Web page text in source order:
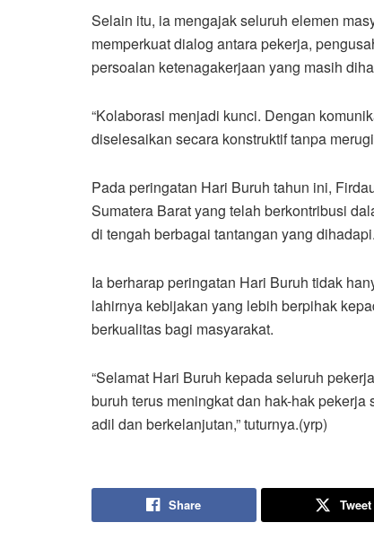
Selain itu, ia mengajak seluruh elemen
memperkuat dialog antara pekerja,
persoalan ketenagakerjaan yang masih
“Kolaborasi menjadi kunci. Dengan
diselesaikan secara konstruktif tanpa
Pada peringatan Hari Buruh tahun ini,
Sumatera Barat yang telah berkontribusi
di tengah berbagai tantangan yang dihadapi.
Ia berharap peringatan Hari Buruh tidak
lahirnya kebijakan yang lebih berpihak
berkualitas bagi masyarakat.
“Selamat Hari Buruh kepada seluruh
buruh terus meningkat dan hak-hak
adil dan berkelanjutan,” tuturnya.(yrp)
Share Tweet